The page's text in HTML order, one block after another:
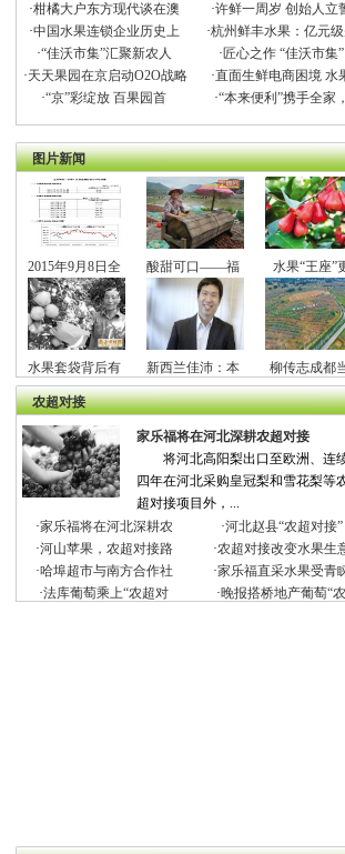
·柑橘大户东方现代谈在澳 ·许鲜一周岁 创始人立
·中国水果连锁企业历史上 ·杭州鲜丰水果：亿元级
·“佳沃市集”汇聚新农人 · 匠心之作 “佳沃市集”
·天天果园在京启动O2O战略 ·直面生鲜电商困境 水
·“京”彩绽放 百果园首 ·“本来便利”携手全家，
图片新闻
2015年9月8日全 酸甜可口——福 水果“王座”
水果套袋背后有 新西兰佳沛：本 柳传志成都
农超对接
家乐福将在河北深耕农超对接
将河北高阳梨出口至欧洲、连
四年在河北采购皇冠梨和雪花梨等
超对接项目外，...
·家乐福将在河北深耕农 ·河北赵县“农超对接”
·河山苹果，农超对接路 ·农超对接改变水果生
·哈埠超市与南方合作社 ·家乐福直采水果受青
·法库葡萄乘上“农超对 ·晚报搭桥地产葡萄“农